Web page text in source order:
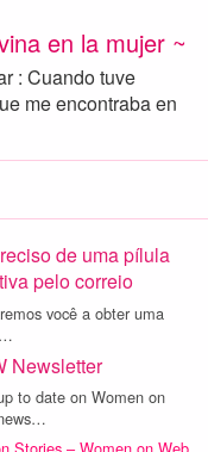
en la mujer ~
: Cuando tuve
me encontraba en
de uma pílula
pelo correio
você a obter uma
Newsletter
to date on Women on